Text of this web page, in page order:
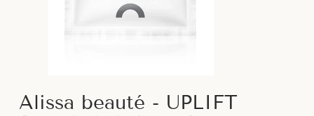
Alissa beauté - UPLIFT